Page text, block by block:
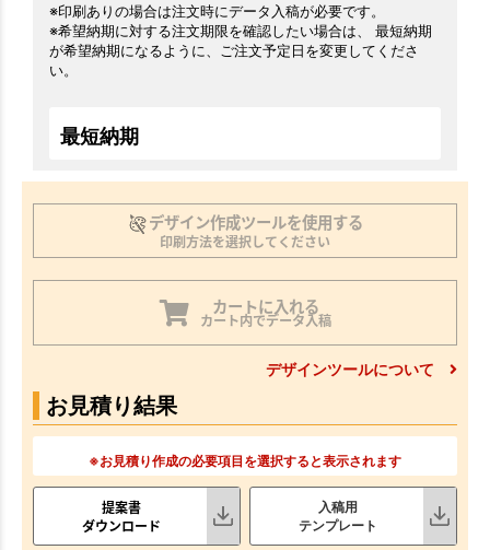
※印刷ありの場合は注文時にデータ入稿が必要です。
※希望納期に対する注文期限を確認したい場合は、 最短納期
が希望納期になるように、ご注文予定日を変更してくださ
い。
最短納期
デザイン作成ツールを使用する
印刷方法を選択してください
カートに入れる
カート内でデータ入稿
デザインツールについて
お見積り結果
※お見積り作成の必要項目を選択すると表示されます
提案書
ダウンロード
入稿用
テンプレート